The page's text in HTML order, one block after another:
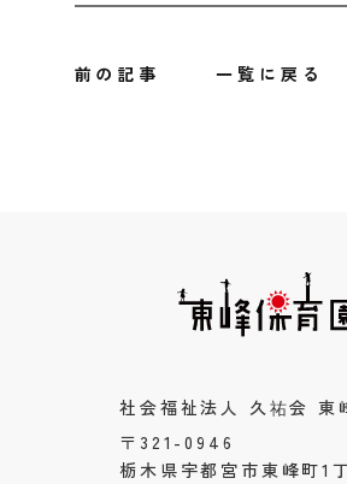
前の記事 一覧に戻る
社会福祉法人 久祐会 東
〒321-0946
栃木県宇都宮市東峰町1